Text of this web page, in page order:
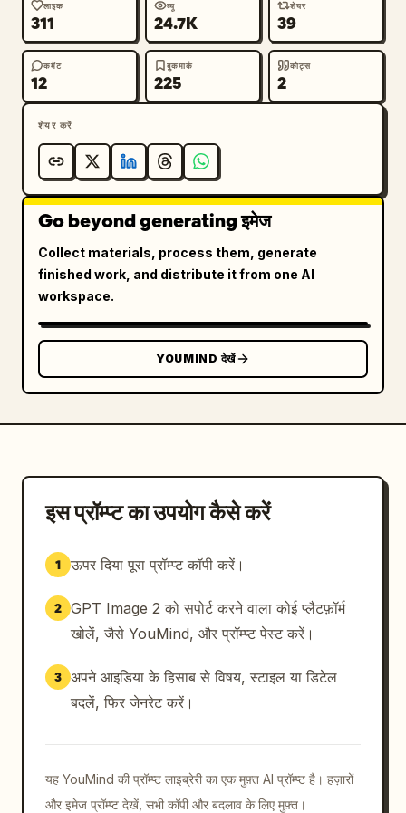
लाइक
311
व्यू
24.7K
शेयर
39
कमेंट
12
बुकमार्क
225
कोट्स
2
शेयर करें
Go beyond generating इमेज
Collect materials, process them, generate
finished work, and distribute it from one AI
workspace.
YOUMIND देखें
इस प्रॉम्प्ट का उपयोग कैसे करें
1 ऊपर दिया पूरा प्रॉम्प्ट कॉपी करें।
2 GPT Image 2 को सपोर्ट करने वाला कोई प्लैटफ़ॉर्म
खोलें, जैसे YouMind, और प्रॉम्प्ट पेस्ट करें।
3 अपने आइडिया के हिसाब से विषय, स्टाइल या डिटेल
बदलें, फिर जेनरेट करें।
यह YouMind की प्रॉम्प्ट लाइब्रेरी का एक मुफ़्त AI प्रॉम्प्ट है। हज़ारों
और इमेज प्रॉम्प्ट देखें, सभी कॉपी और बदलाव के लिए मुफ़्त।